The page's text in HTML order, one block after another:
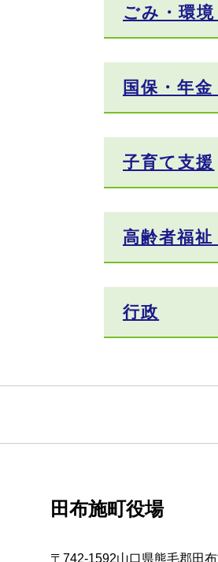
ごみ・環
国保・年
子育て支援
高齢者福祉
行政
田布施町役場
〒742-1592山口県熊毛郡田